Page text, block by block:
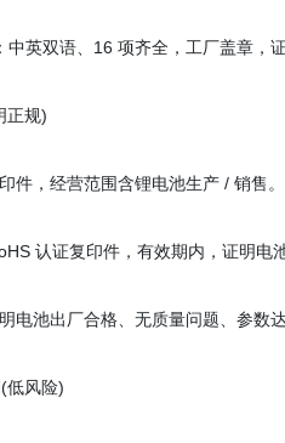
双语、16 项齐全，工厂盖章，
规)
，经营范围含锂电池生产 / 销售。
认证复印件，有效期内，证明电
池出厂合格、无质量问题、参数
风险)